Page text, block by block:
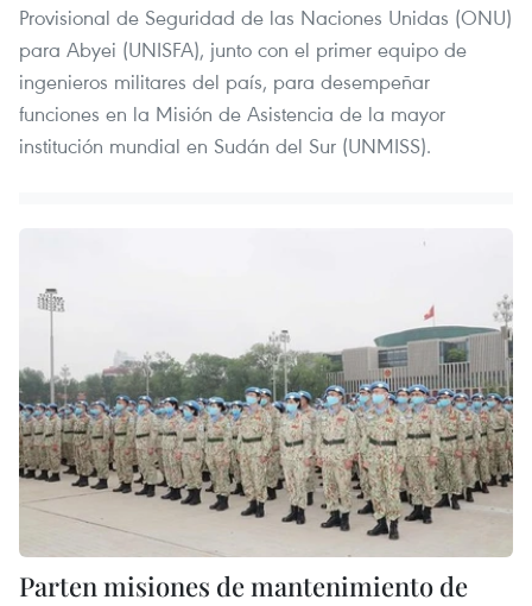
Provisional de Seguridad de las Naciones Unidas (ONU)
para Abyei (UNISFA), junto con el primer equipo de
ingenieros militares del país, para desempeñar
funciones en la Misión de Asistencia de la mayor
institución mundial en Sudán del Sur (UNMISS).
Parten misiones de mantenimiento de